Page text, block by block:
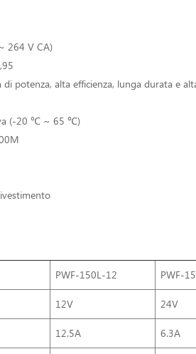
264 V CA)
potenza, alta efficienza, lunga durata e
(-20 ℃ ~ 65 ℃)
PWF-150L-12 PWF-
12V 24V
12.5A 6.3A